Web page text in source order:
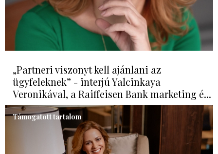
„Partneri viszonyt kell ajánlani az
ügyfeleknek” - interjú Yalcinkaya
Veronikával, a Raiffeisen Bank marketing é...
Támogatott tartalom